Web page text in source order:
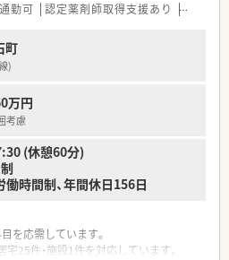
勤可 認定薬剤師取得支援あり 教育制
町
)
万円
考慮
(休憩60分)
時間制、年間休日156日
を応需しています。
25件・施設1件を対応しています。